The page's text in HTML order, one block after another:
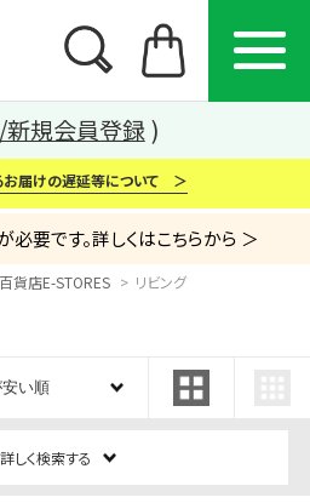
ランド 特集
から探す
新規会員登録
お届けの遅延等について ＞
要です。詳しくはこちらから ＞
貨店E-STORES リビング
しく検索する